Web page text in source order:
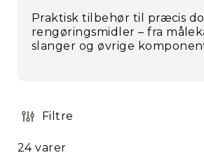
Praktisk tilbehør til præcis
rengøringsmidler – fra
slanger og øvrige
24varer
Filtre